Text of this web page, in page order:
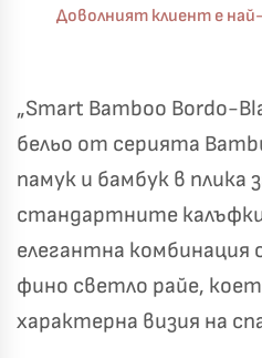
Доволният клиент е
„Smart Bamboo Bordo-
бельо от серията
памук и бамбук в плика
стандартните
елегантна комбинация
фино светло райе,
характерна визия на